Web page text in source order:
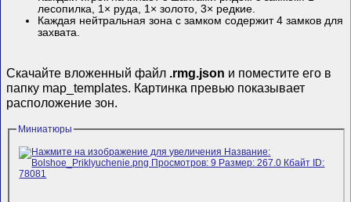
лесопилка, 1× руда, 1× золото, 3× редкие.
Каждая нейтральная зона с замком содержит 4 замков для
захвата.
Скачайте вложенный файл .rmg.json и поместите его в
папку map_templates. Картинка превью показывает
расположение зон.
Миниатюры